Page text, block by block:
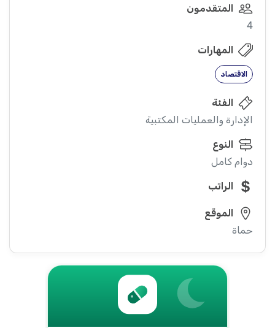
المتقدمون
4
المهارات
الاقتصاد
الفئة
الإدارة والعمليات المكتبية
النوع
دوام كامل
الراتب
الموقع
حماة